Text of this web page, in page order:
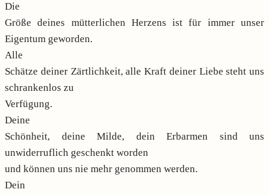
Die
Größe deines mütterlichen Herzens ist für immer unser
Eigentum geworden.
Alle
Schätze deiner Zärtlichkeit, alle Kraft deiner Liebe steht uns
schrankenlos zu
Verfügung.
Deine
Schönheit, deine Milde, dein Erbarmen sind uns
unwiderruflich geschenkt worden
und können uns nie mehr genommen werden.
Dein